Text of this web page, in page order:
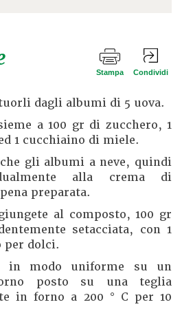
Stampa Condividi
dagli albumi di 5 uova.
a 100 gr di zucchero, 1
1 cucchiaino di miele.
gli albumi a neve, quindi
alla crema di
preparata.
al composto, 100 gr
setacciata, con 1
per dolci.
in modo uniforme su un
posto su una teglia
in forno a 200 ° C per 10